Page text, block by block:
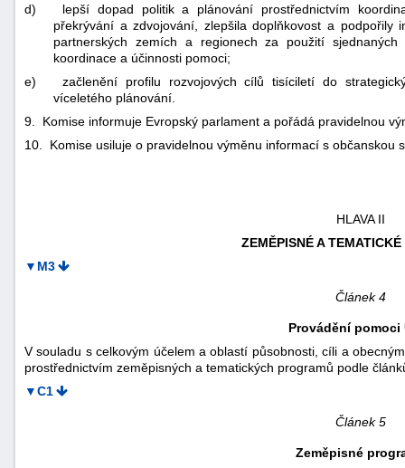
d)
lepší dopad politik a plánování prostřednictvím
překrývání a zdvojování, zlepšila doplňkovost a podpořily
partnerských zemích a regionech za použití
koordinace a účinnosti pomoci;
e)
začlenění profilu rozvojových cílů tisíciletí do
víceletého plánování.
9. Komise informuje Evropský parlament a pořádá pravidelnou
10. Komise usiluje o pravidelnou výměnu informací s občanskou
HLAVA II
ZEMĚPISNÉ A
▼M3
Článek 4
Provádění pomoci
V souladu s celkovým účelem a oblastí působnosti, cíli a
prostřednictvím zeměpisných a tematických programů podle
▼C1
Článek 5
Zeměpisné